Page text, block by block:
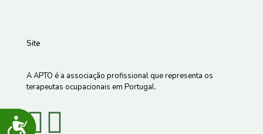
Acessibilidade
Site
A APTO é a associação profissional que representa os
terapeutas ocupacionais em Portugal.